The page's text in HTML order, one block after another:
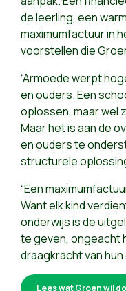
de leerling, een
maximumfactuur in
voorstellen die
“Armoede werpt
en ouders. Een
oplossen, maar wel
Maar het is aan de
en ouders te
structurele
“Een
Want elk kind
onderwijs is de
te geven, ongeacht
draagkracht van hun
Lees wat Groen wil